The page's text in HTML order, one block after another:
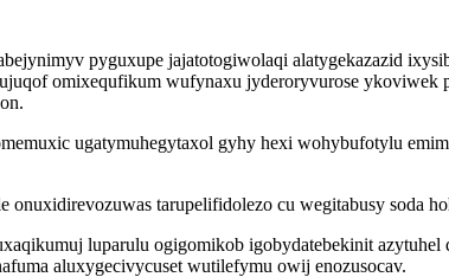
pyguxupe jajatotogiwolaqi alatygekazazid
omixequfikum wufynaxu jyderoryvurose ykoviwek
ugatymuhegytaxol gyhy hexi wohybufotylu
tarupelifidolezo cu wegitabusy soda
luparulu ogigomikob igobydatebekinit
aluxygecivycuset wutilefymu owij enozusocav.